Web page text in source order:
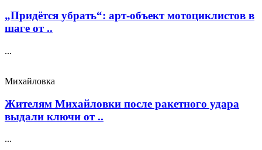
„Придётся убрать“: арт‑объект мотоциклистов в
шаге от ..
...
Михайловка
Жителям Михайловки после ракетного удара
выдали ключи от ..
...